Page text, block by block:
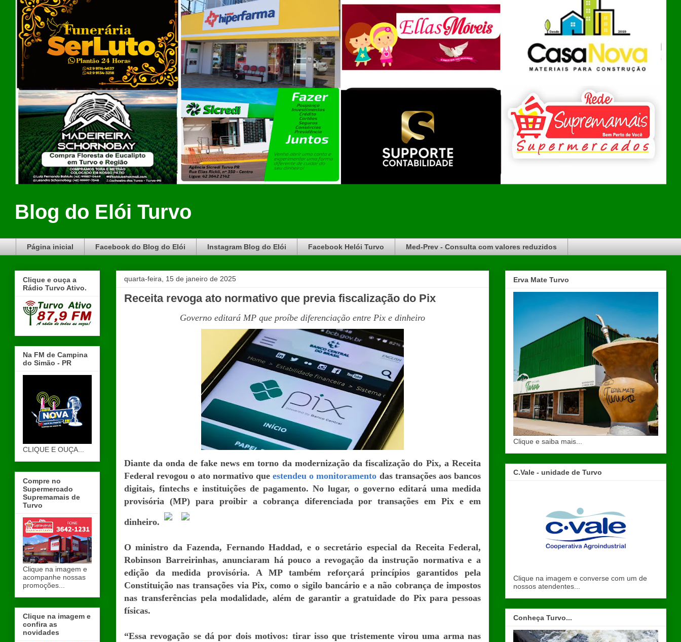
Blog do Elói Turvo
Página inicial Facebook do Blog do Elói Instagram Blog do Elói Facebook Helói Turvo Med-Prev - Consulta com valores reduzidos
quarta-feira, 15 de janeiro de 2025
Receita revoga ato normativo que previa fiscalização do Pix
Governo editará MP que proíbe diferenciação entre Pix e dinheiro
Diante da onda de fake news em torno da modernização da fiscalização do Pix, a Receita
Federal revogou o ato normativo que estendeu o monitoramento das transações aos bancos
digitais, fintechs e instituições de pagamento. No lugar, o governo editará uma medida
provisória (MP) para proibir a cobrança diferenciada por transações em Pix e em
dinheiro.
O ministro da Fazenda, Fernando Haddad, e o secretário especial da Receita Federal,
Robinson Barreirinhas, anunciaram há pouco a revogação da instrução normativa e a
edição da medida provisória. A MP também reforçará princípios garantidos pela
Constituição nas transações via Pix, como o sigilo bancário e a não cobrança de impostos
nas transferências pela modalidade, além de garantir a gratuidade do Pix para pessoas
físicas.
“Essa revogação se dá por dois motivos: tirar isso que tristemente virou uma arma nas
Clique e ouça a
Rádio Turvo Ativo.
Na FM de Campina
do Simão - PR
CLIQUE E OUÇA...
Compre no
Supermercado
Supremamais de
Turvo
Clique na imagem e
acompanhe nossas
promoções...
Clique na imagem e
confira as
novidades
Erva Mate Turvo
Clique e saiba mais...
C.Vale - unidade de Turvo
Clique na imagem e converse com um de
nossos atendentes...
Conheça Turvo...